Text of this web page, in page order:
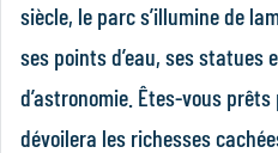
siècle, le parc s’illumine de
ses points d’eau, ses
d’astronomie. Êtes-vous
dévoilera les richesses